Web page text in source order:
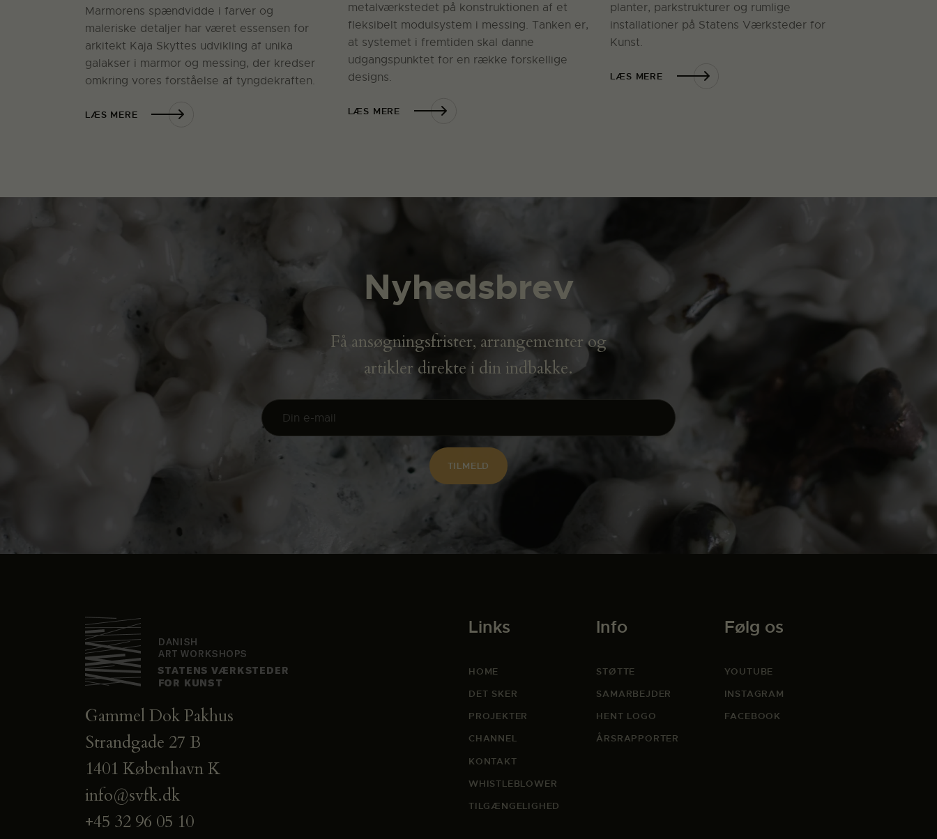
Marmorens spændvidde i farver og
maleriske detaljer har været essensen for
arkitekt Kaja Skyttes udvikling af unika
galakser i marmor og messing, der kredser
omkring vores forståelse af tyngdekraften.
LÆS MERE
metalværkstedet på konstruktionen af et
fleksibelt modulsystem i messing. Tanken er,
at systemet i fremtiden skal danne
udgangspunktet for en række forskellige
designs.
LÆS MERE
planter, parkstrukturer og rumlige
installationer på Statens Værksteder for
Kunst.
LÆS MERE
Nyhedsbrev
Få ansøgningsfrister, arrangementer og
artikler direkte i din indbakke.
Gammel Dok Pakhus
Strandgade 27 B
1401 København K
info@svfk.dk
+45 32 96 05 10
Links
HOME
DET SKER
PROJEKTER
CHANNEL
KONTAKT
WHISTLEBLOWER
TILGÆNGELIGHED
Info
STØTTE
SAMARBEJDER
HENT LOGO
ÅRSRAPPORTER
Følg os
YOUTUBE
INSTAGRAM
FACEBOOK